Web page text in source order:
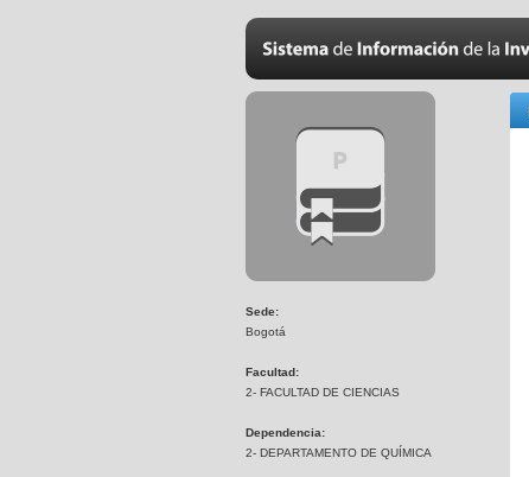
Sede:
Bogotá
Facultad:
2- FACULTAD DE CIENCIAS
Dependencia:
2- DEPARTAMENTO DE QUÍMICA